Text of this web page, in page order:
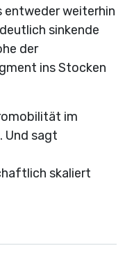
weiterhin
sinkende
der
ins Stocken
im
Und sagt
skaliert